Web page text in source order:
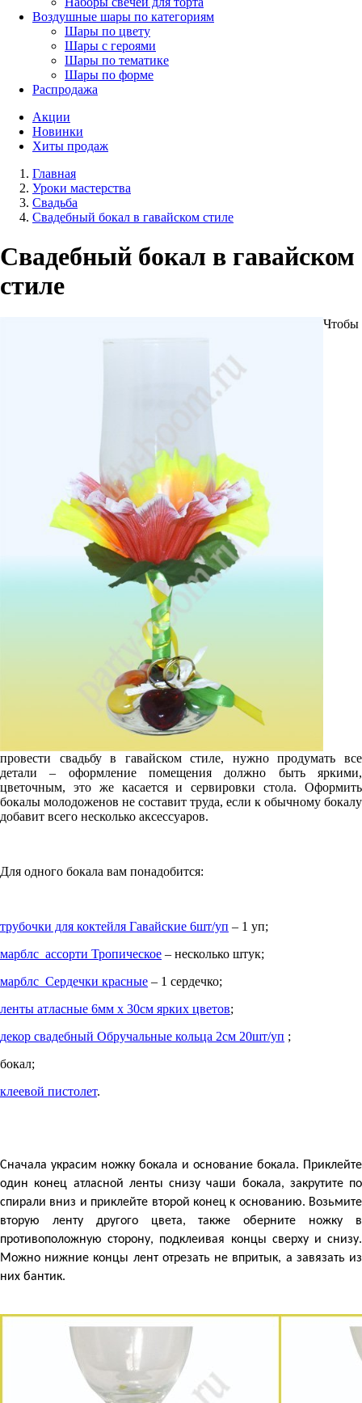
Воздушные шары по категориям
Шары по цвету
Шары с героями
Шары по тематике
Шары по форме
Распродажа
Акции
Новинки
Хиты продаж
Главная
Уроки мастерства
Свадьба
Свадебный бокал в гавайском стиле
Свадебный бокал в гавайском
стиле
Чтобы
провести свадьбу в гавайском стиле, нужно продумать все
детали – оформление помещения должно быть яркими,
цветочным, это же касается и сервировки стола. Оформить
бокалы молодоженов не составит труда, если к обычному бокалу
добавит всего несколько аксессуаров.
Для одного бокала вам понадобится:
трубочки для коктейля Гавайские 6шт/уп – 1 уп;
марблс ассорти Тропическое – несколько штук;
марблс Сердечки красные – 1 сердечко;
ленты атласные 6мм х 30см ярких цветов;
декор свадебный Обручальные кольца 2см 20шт/уп ;
бокал;
клеевой пистолет.
Сначала украсим ножку бокала и основание бокала. Приклейте
один конец атласной ленты снизу чаши бокала, закрутите по
спирали вниз и приклейте второй конец к основанию. Возьмите
вторую ленту другого цвета, также оберните ножку в
противоположную сторону, подклеивая концы сверху и снизу.
Можно нижние концы лент отрезать не впритык, а завязать из
них бантик.